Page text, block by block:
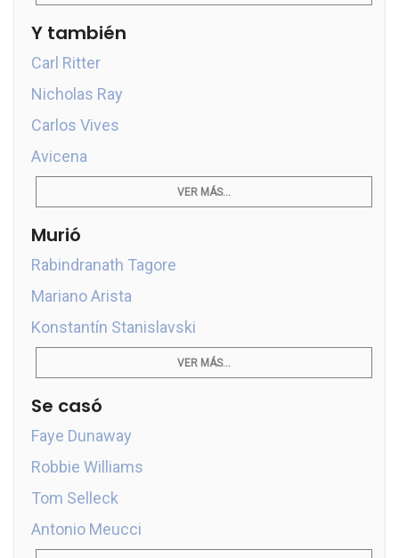
Y también
Carl Ritter
Nicholas Ray
Carlos Vives
Avicena
VER MÁS...
Murió
Rabindranath Tagore
Mariano Arista
Konstantín Stanislavski
VER MÁS...
Se casó
Faye Dunaway
Robbie Williams
Tom Selleck
Antonio Meucci